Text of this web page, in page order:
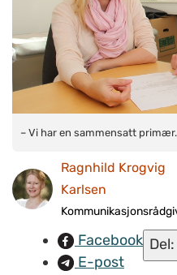
– Vi har en sammensatt
psykisk helse i kommune
– Vi har en sammensatt
Ragnhild Krogvig
Karlsen
Facebook
E-post
Del: